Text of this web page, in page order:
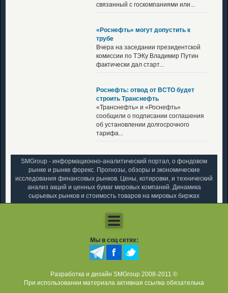
связанный с госкомпаниями или...
«Роснефть» могут допустить к
трубе
Вчера на заседании президентской
комиссии по ТЭКу Владимир Путин
фактически дал старт...
Роснефть: отвод от ВСТО будет
строить Транснефть
«Транснефть» и «Роснефть»
сообщили о подписании соглашения
об установлении долгосрочного
тарифа...
SMGroup - информационно-аналитический портал, о фондовом
рынке и рынке форекс. Прогнозы, обзоры и экономические
исследования финансовых рынков. Цены, котировки, и технический
анализ акций и ценных бумаг мировых компаний. Динамика
сырьевых рынков и стоимость товаров на мировых биржах
Мы в соц сетях:
Разработка и дизайн SMGroup 2008-2011 ©
При использовании материала активная ссылка обязательна